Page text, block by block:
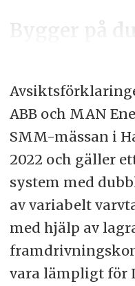
Bygger på
ABB och MAN
SMM-mässan i
2022 och gäller
system med
av variabelt
med hjälp av
vara lämpligt för